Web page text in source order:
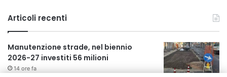
c
a
p
e
r
Articoli recenti
Manutenzione strade, nel biennio
2026-27 investiti 56 milioni
14 ore fa